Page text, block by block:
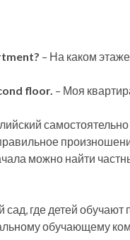
– На каком
floor. – Моя
можно найти
где детей
обучающему